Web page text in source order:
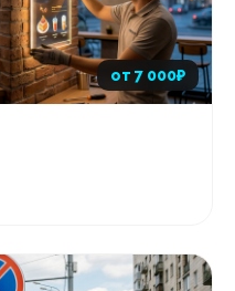
от 7 000₽